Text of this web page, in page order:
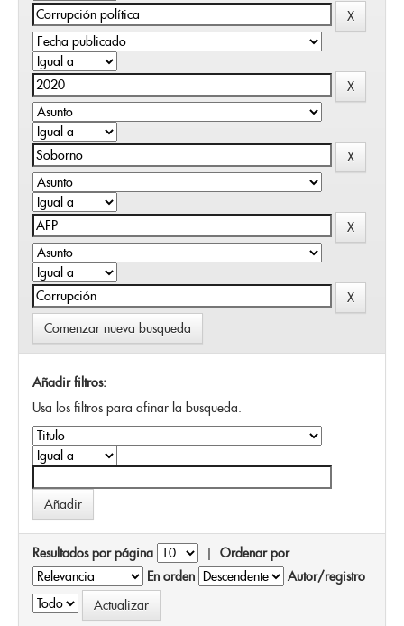
Comenzar nueva busqueda
Añadir filtros:
Usa los filtros para afinar la busqueda.
Resultados por página | Ordenar por
En orden
Autor/registro